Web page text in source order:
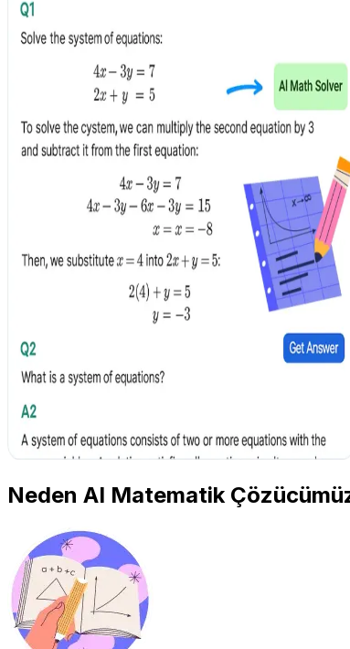
Neden AI Matematik